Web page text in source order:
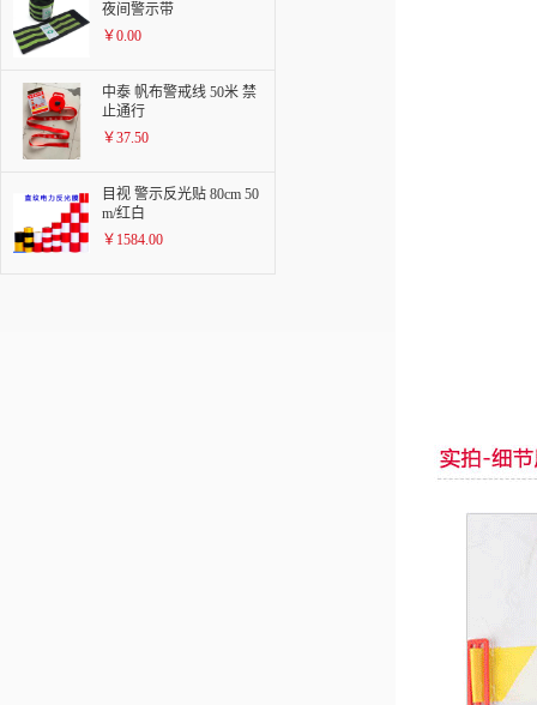
夜间警示带
￥0.00
中泰 帆布警戒线 50米 禁
止通行
￥37.50
目视 警示反光贴 80cm 50
m/红白
￥1584.00